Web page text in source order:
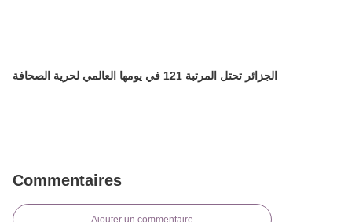
الجزائر تحتل المرتبة 121 في يومها العالمي لحرية الصحافة
Commentaires
Ajouter un commentaire